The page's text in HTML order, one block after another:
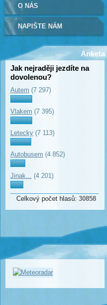
O NÁS
NAPIŠTE NÁM
Anketa
Jak nejraději jezdíte na
dovolenou?
Autem (7 297)
Vlakem (7 395)
Letecky (7 113)
Autobusem (4 852)
Jinak... (4 201)
Celkový počet hlasů: 30858